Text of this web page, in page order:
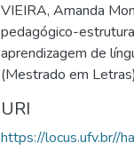
VIEIRA, Amanda
pedagógico-
aprendizagem de
(Mestrado em
URI
https://locus.ufv.br//